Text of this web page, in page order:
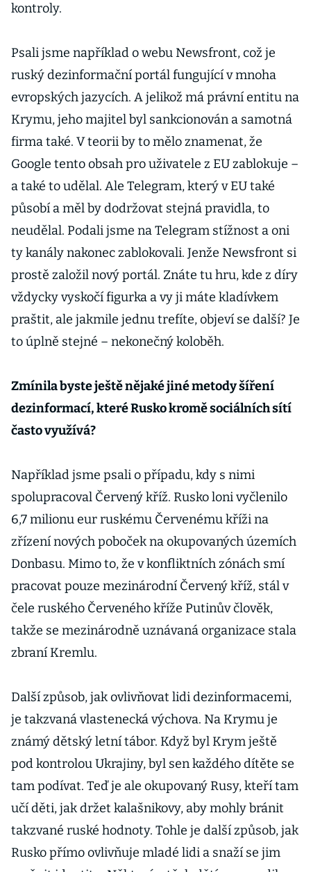
kontroly.
Psali jsme například o webu Newsfront, což je
ruský dezinformační portál fungující v mnoha
evropských jazycích. A jelikož má právní entitu na
Krymu, jeho majitel byl sankcionován a samotná
firma také. V teorii by to mělo znamenat, že
Google tento obsah pro uživatele z EU zablokuje –
a také to udělal. Ale Telegram, který v EU také
působí a měl by dodržovat stejná pravidla, to
neudělal. Podali jsme na Telegram stížnost a oni
ty kanály nakonec zablokovali. Jenže Newsfront si
prostě založil nový portál. Znáte tu hru, kde z díry
vždycky vyskočí figurka a vy ji máte kladívkem
praštit, ale jakmile jednu trefíte, objeví se další? Je
to úplně stejné – nekonečný koloběh.
Zmínila byste ještě nějaké jiné metody šíření
dezinformací, které Rusko kromě sociálních sítí
často využívá?
Například jsme psali o případu, kdy s nimi
spolupracoval Červený kříž. Rusko loni vyčlenilo
6,7 milionu eur ruskému Červenému kříži na
zřízení nových poboček na okupovaných územích
Donbasu. Mimo to, že v konfliktních zónách smí
pracovat pouze mezinárodní Červený kříž, stál v
čele ruského Červeného kříže Putinův člověk,
takže se mezinárodně uznávaná organizace stala
zbraní Kremlu.
Další způsob, jak ovlivňovat lidi dezinformacemi,
je takzvaná vlastenecká výchova. Na Krymu je
známý dětský letní tábor. Když byl Krym ještě
pod kontrolou Ukrajiny, byl sen každého dítěte se
tam podívat. Teď je ale okupovaný Rusy, kteří tam
učí děti, jak držet kalašnikovy, aby mohly bránit
takzvané ruské hodnoty. Tohle je další způsob, jak
Rusko přímo ovlivňuje mladé lidi a snaží se jim